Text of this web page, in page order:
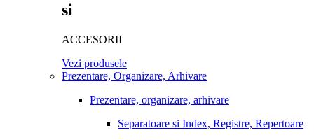
si
ACCESORII
Vezi produsele
Prezentare, Organizare, Arhivare
Prezentare, organizare, arhivare
Separatoare si Index, Registre, Repertoare